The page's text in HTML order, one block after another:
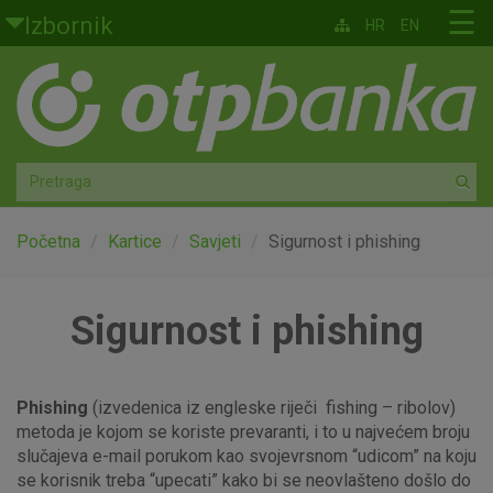
Skoči na glavni sadržaj
Izbornik
Građani
Privatno bankarstvo
Agro
Mala poduzeća i obrtnici
Globalna tržišta
Faktoring
O nama
☰
HR EN
Početna Kartice Savjeti Sigurnost i phishing
Sigurnost i phishing
Phishing (izvedenica iz engleske riječi fishing – ribolov)
metoda je kojom se koriste prevaranti, i to u najvećem broju
slučajeva e-mail porukom kao svojevrsnom “udicom” na koju
se korisnik treba “upecati” kako bi se neovlašteno došlo do